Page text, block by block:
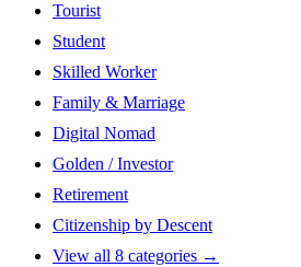
Tourist
Student
Skilled Worker
Family & Marriage
Digital Nomad
Golden / Investor
Retirement
Citizenship by Descent
View all 8 categories →